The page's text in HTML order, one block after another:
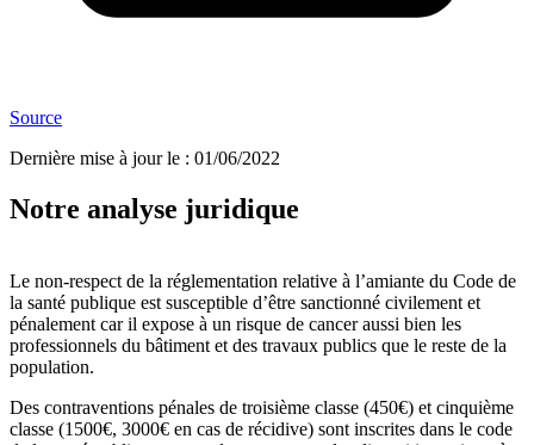
Source
Dernière mise à jour le : 01/06/2022
Notre analyse juridique
Le non-respect de la réglementation relative à l’amiante du Code de
la santé publique est susceptible d’être sanctionné civilement et
pénalement car il expose à un risque de cancer aussi bien les
professionnels du bâtiment et des travaux publics que le reste de la
population.
Des contraventions pénales de troisième classe (450€) et cinquième
classe (1500€, 3000€ en cas de récidive) sont inscrites dans le code